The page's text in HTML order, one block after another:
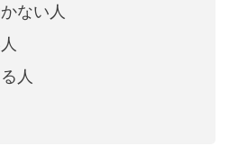
ない人
人